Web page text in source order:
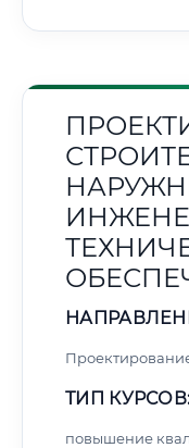
ТИП
повышение